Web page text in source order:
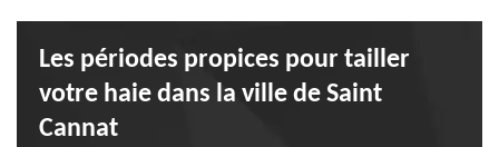
Les périodes propices pour tailler
votre haie dans la ville de Saint
Cannat